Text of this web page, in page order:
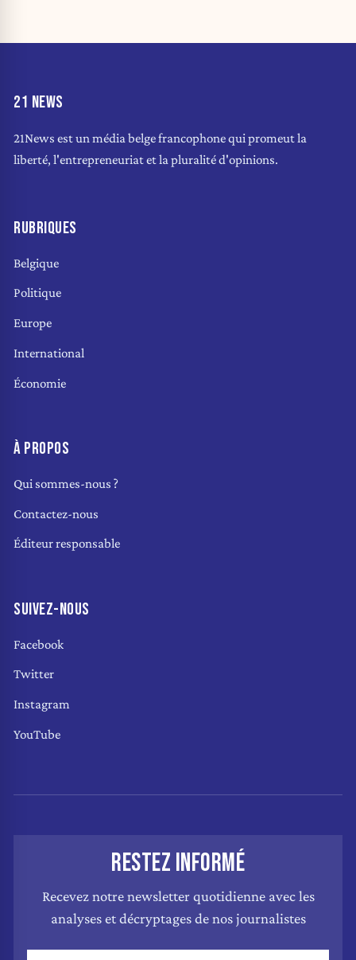
21 NEWS
21News est un média belge francophone qui promeut la
liberté, l'entrepreneuriat et la pluralité d'opinions.
RUBRIQUES
Belgique
Politique
Europe
International
Économie
À PROPOS
Qui sommes-nous ?
Contactez-nous
Éditeur responsable
SUIVEZ-NOUS
Facebook
Twitter
Instagram
YouTube
RESTEZ INFORMÉ
Recevez notre newsletter quotidienne avec les
analyses et décryptages de nos journalistes